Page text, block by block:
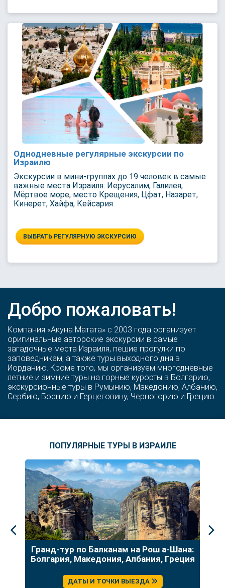
Однодневные регулярные экскурсии по
Израилю
Экскурсии в мини-группах до 19 человек в самые
важные места Израиля: Иерусалим, Галилея,
Мёртвое море, место Крещения, Цфат, Назарет,
Кинерет, Хайфа, Кейсария
ВЫБРАТЬ РЕГУЛЯРНУЮ ЭКСКУРСИЮ
Добро пожаловать!
Компания «Акуна Матата» с 2003 года организует
оригинальные авторские экскурсии в самые
загадочные места Израиля, пешие прогулки по
заповедникам, а также туры выходного дня в
Иорданию. Кроме того, мы организуем многодневные
летние и зимние туры на горные курорты в Болгарию,
экскурсионные туры в Румынию, Македонию, Албанию,
Сербию, Боснию и Герцеговину, Черногорию и Грецию.
ПОПУЛЯРНЫЕ ТУРЫ В ИЗРАИЛЕ
Гранд-тур по Балканам на Рош а-Шана:
Болгария, Македония, Албания, Греция
ДАТЫ И ТОЧКИ ВЫЕЗДА